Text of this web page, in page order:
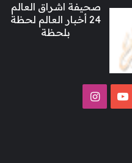
صحيفة اشراق العالم
24 أخبار العالم لحظة
بلحظة
‫YouTubeانستقرام